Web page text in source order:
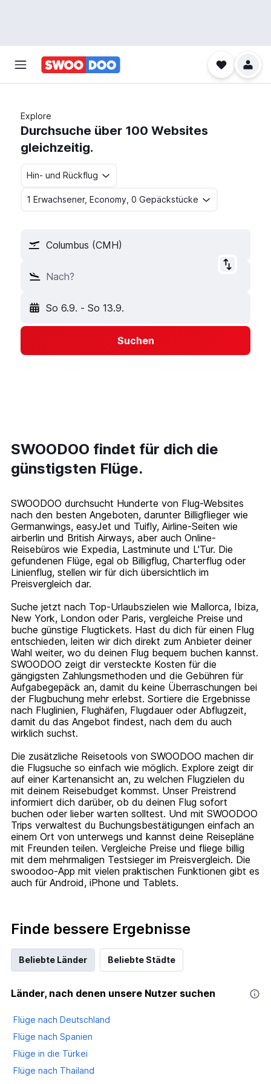
Explore
Durchsuche über 100 Websites
gleichzeitig.
Hin- und Rückflug
1 Erwachsener, Economy, 0 Gepäckstücke
Columbus (CMH)
Nach?
So 6.9. - So 13.9.
Suchen
SWOODOO findet für dich die
günstigsten Flüge.
SWOODOO durchsucht Hunderte von Flug-Websites
nach den besten Angeboten, darunter Billigflieger wie
Germanwings, easyJet und Tuifly, Airline-Seiten wie
airberlin und British Airways, aber auch Online-
Reisebüros wie Expedia, Lastminute und L'Tur. Die
gefundenen Flüge, egal ob Billigflug, Charterflug oder
Linienflug, stellen wir für dich übersichtlich im
Preisvergleich dar.
Suche jetzt nach Top-Urlaubszielen wie Mallorca, Ibiza,
New York, London oder Paris, vergleiche Preise und
buche günstige Flugtickets. Hast du dich für einen Flug
entschieden, leiten wir dich direkt zum Anbieter deiner
Wahl weiter, wo du deinen Flug bequem buchen kannst.
SWOODOO zeigt dir versteckte Kosten für die
gängigsten Zahlungsmethoden und die Gebühren für
Aufgabegepäck an, damit du keine Überraschungen bei
der Flugbuchung mehr erlebst. Sortiere die Ergebnisse
nach Fluglinien, Flughäfen, Flugdauer oder Abflugzeit,
damit du das Angebot findest, nach dem du auch
wirklich suchst.
Die zusätzliche Reisetools von SWOODOO machen dir
die Flugsuche so einfach wie möglich. Explore zeigt dir
auf einer Kartenansicht an, zu welchen Flugzielen du
mit deinem Reisebudget kommst. Unser Preistrend
informiert dich darüber, ob du deinen Flug sofort
buchen oder lieber warten solltest. Und mit SWOODOO
Trips verwaltest du Buchungsbestätigungen einfach an
einem Ort von unterwegs und kannst deine Reisepläne
mit Freunden teilen. Vergleiche Preise und fliege billig
mit dem mehrmaligen Testsieger im Preisvergleich. Die
swoodoo-App mit vielen praktischen Funktionen gibt es
auch für Android, iPhone und Tablets.
Finde bessere Ergebnisse
Beliebte Länder Beliebte Städte
Länder, nach denen unsere Nutzer suchen
Flüge nach Deutschland
Flüge nach Spanien
Flüge in die Türkei
Flüge nach Thailand